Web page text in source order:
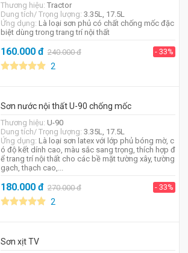
Thương hiệu: Tractor
Dung tích/ Trọng lượng: 3.35L, 17.5L
Ứng dụng: Là loại sơn phủ có chất chống mốc đặc
biệt dùng trong trang trí nội thất
160.000đ 240.000đ - 33%
2
Sơn nước nội thất U-90 chống mốc
Thương hiệu: U-90
Dung tích/ Trọng lượng: 3.35L, 17.5L
Ứng dụng: Là loại sơn latex với lớp phủ bóng mờ, c
ó độ kết dính cao, màu sắc sang trọng, thích hợp đ
ể trang trí nội thất cho các bề mặt tường xây, tường
gạch, thạch cao,...
180.000đ 270.000đ - 33%
2
Sơn xịt TV